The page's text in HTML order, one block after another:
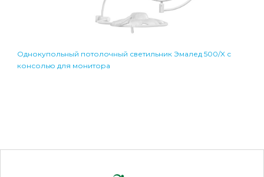
Однокупольный потолочный светильник Эмалед 500/X с
консолью для монитора